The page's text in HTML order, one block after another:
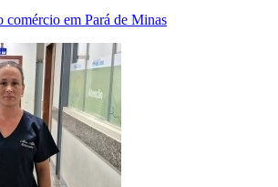
comércio em Pará de Minas